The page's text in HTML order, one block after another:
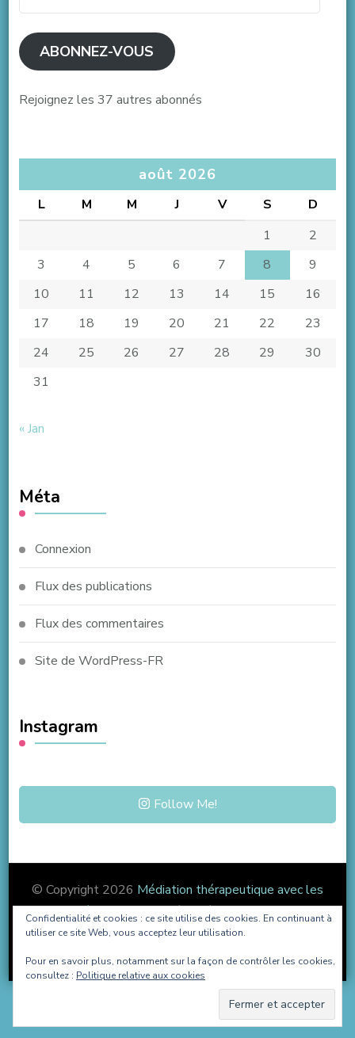
ABONNEZ-VOUS
Rejoignez les 37 autres abonnés
août 2026
L M M J V S
D
1
2
3
4 5 6 7 8
9
10
11 12 13 14 15
16
17
18 19 20 21 22
23
24
25 26 27 28 29
30
31
« Jan
Méta
Connexion
Flux des publications
Flux des commentaires
Site de WordPress-FR
Instagram
Follow Me!
© Copyright 2026 Médiation thérapeutique avec les
Jeux Vidéo. Tous droits réservés.Blossom Coach |
Développé parBlossom Themes. Propulsé par
WordPress
Português
Confidentialité et cookies : ce site utilise des cookies. En continuant à
utiliser ce site Web, vous acceptez leur utilisation.
Pour en savoir plus, notamment sur la façon de contrôler les cookies,
consultez : Politique relative aux cookies